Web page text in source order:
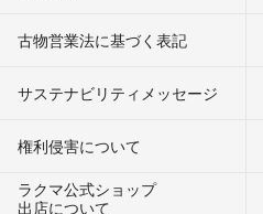
古物営業法に基づく表記
サステナビリティメッセージ
権利侵害について
ラクマ公式ショップ
出店について